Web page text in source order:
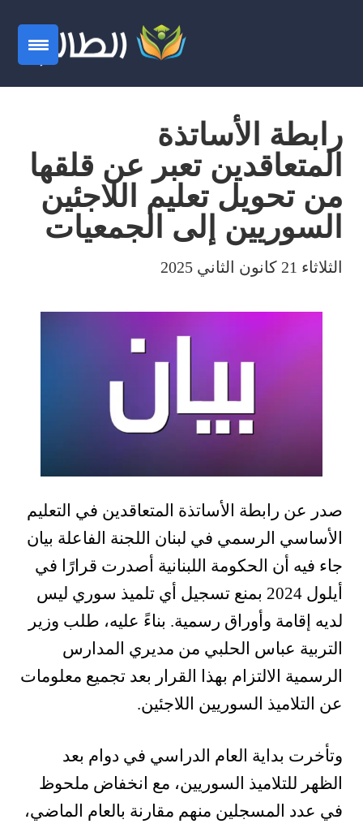
رابطة الأساتذة
المتعاقدين تعبر عن قلقها
من تحويل تعليم اللاجئين
السوريين إلى الجمعيات
الثلاثاء 21 كانون الثاني 2025
صدر عن رابطة الأساتذة المتعاقدين في التعليم
الأساسي الرسمي في لبنان اللجنة الفاعلة بيان
جاء فيه أن الحكومة اللبنانية أصدرت قرارًا في
أيلول 2024 بمنع تسجيل أي تلميذ سوري ليس
لديه إقامة وأوراق رسمية. بناءً عليه، طلب وزير
التربية عباس الحلبي من مديري المدارس
الرسمية الالتزام بهذا القرار بعد تجميع معلومات
عن التلاميذ السوريين اللاجئين.
وتأخرت بداية العام الدراسي في دوام بعد
الظهر للتلاميذ السوريين، مع انخفاض ملحوظ
في عدد المسجلين منهم مقارنة بالعام الماضي،